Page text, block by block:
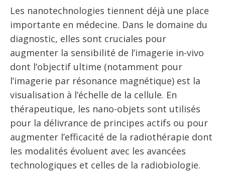
Les nanotechnologies tiennent déjà une place
importante en médecine. Dans le domaine du
diagnostic, elles sont cruciales pour
augmenter la sensibilité de l’imagerie in-vivo
dont l’objectif ultime (notamment pour
l’imagerie par résonance magnétique) est la
visualisation à l’échelle de la cellule. En
thérapeutique, les nano-objets sont utilisés
pour la délivrance de principes actifs ou pour
augmenter l’efficacité de la radiothérapie dont
les modalités évoluent avec les avancées
technologiques et celles de la radiobiologie.